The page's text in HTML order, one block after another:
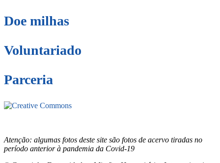
Doe milhas
Voluntariado
Parceria
Atenção: algumas fotos deste site são fotos de acervo tiradas no
período anterior à pandemia da Covid-19